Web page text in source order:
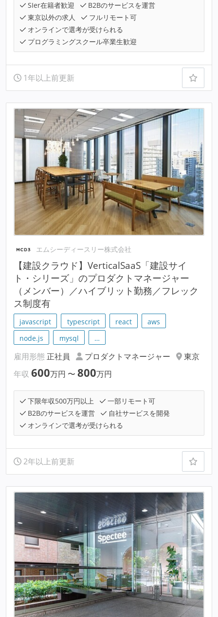
SIer在籍者歓迎
B2Bのサービスを運営
東京以外の求人
フルリモート可
オンラインで選考が受けられる
プログラミングスクール卒業生歓迎
1年以上前更新
エムシーディースリー株式会社
【建設クラウド】VerticalSaaS「建設サイ
ト・シリーズ」のプロダクトマネージャー
（メンバー）／ハイブリット勤務／フレック
ス制度有
javascript typescript react
aws
node.js
mysql …
雇用形態 正社員 プロダクトマネージャー
東京
年収 600万円 〜 800万円
下限年収500万円以上
一部リモート可
B2Bのサービスを運営
自社サービスを開発
オンラインで選考が受けられる
2年以上前更新